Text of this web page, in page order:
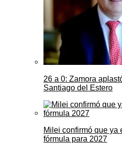
26 a 0: Zamora
Santiago del Estero
Milei confirmó que ya
fórmula para 2027